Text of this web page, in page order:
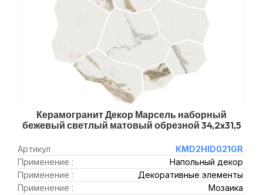
Керамогранит Декор Марсель наборный
бежевый светлый матовый обрезной 34,2x31,5
Артикул
KMD2HID021GR
Применение :
Напольный декор
Применение :
Декоративные элементы
Применение :
Мозаика